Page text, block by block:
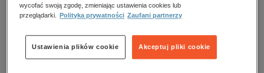
darmowe wydania
dzienniki
edukacja
Brak produktów.
wycofać swoją zgodę, zmieniając ustawienia cookies lub
przeglądarki.
Polityka prywatności Zaufani partnerzy
Akceptuj pliki cookie
Ustawienia plików cookie